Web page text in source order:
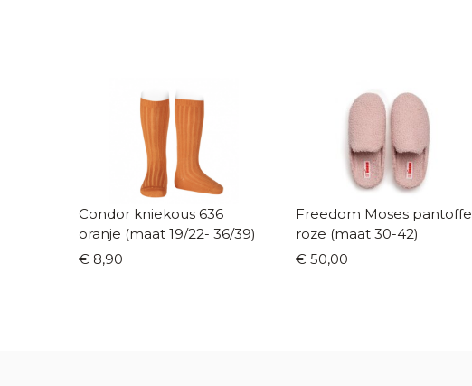
Condor kniekous 636
oranje (maat 19/22- 36/39)
€ 8,90
Freedom Moses
roze (maat 30-42)
€ 50,00